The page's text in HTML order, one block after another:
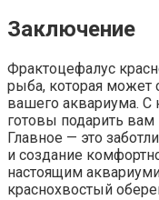
Заключение
Фрактоцефалус
рыба, которая может
вашего аквариума. С
готовы подарить
Главное — это
и создание
настоящим
краснохвостый